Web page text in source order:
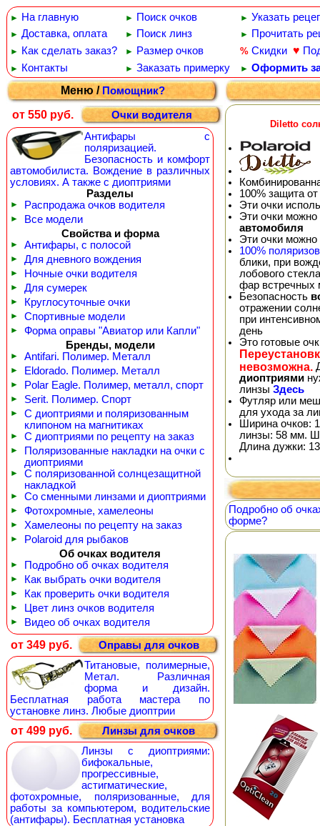
► На главную ► Поиск очков ► Указать
► Доставка, оплата ► Поиск линз ► Прочитать
► Как сделать заказ? ► Размер очков % Скидки ♥
► Контакты ► Заказать примерку ► Оформить
Меню /Помощник?
от 550 руб.
Очки водителя
Антифары с
поляризацией.
Безопасность и комфорт
автомобилиста. Вождение в различных
условиях. А также с диоптриями
Разделы
► Распродажа очков водителя
►
Все модели
Свойства и форма
► Антифары, с полосой
► Для дневного вождения
► Ночные очки водителя
► Для сумерек
► Круглосуточные очки
► Спортивные модели
►
Форма оправы "Авиатор или Капли"
Бренды, модели
► Antifari. Полимер. Металл
► Eldorado. Полимер. Металл
► Polar Eagle. Полимер, металл, спорт
► Serit. Полимер. Спорт
►
С диоптриями и поляризованным
клипоном на магнитиках
► С диоптриями по рецепту на заказ
►
Поляризованные накладки на очки с
диоптриями
►
С поляризованной солнцезащитной
накладкой
► Со сменными линзами и диоптриями
► Фотохромные, хамелеоны
► Хамелеоны по рецепту на заказ
►
Polaroid для рыбаков
Об очках водителя
► Подробно об очках водителя
► Как выбрать очки водителя
► Как проверить очки водителя
► Цвет линз очков водителя
► Видео об очках водителя
от 349 руб.
Оправы для очков
Титановые, полимерные,
Метал. Различная
форма и дизайн.
Бесплатная работа мастера по
установке линз. Любые диоптрии
от 499 руб.
Линзы для очков
Линзы с диоптриями:
бифокальные,
прогрессивные,
астигматические,
фотохромные, поляризованные, для
работы за компьютером, водительские
(антифары). Бесплатная установка
Diletto
100% защита
Эти очки
Эти очки
автомобиля
Эти очки
100%
блики, при
лобового
фар встречных
Безопасность
отражении
при
день
Это готовые
невозможна.
диоптриями
линзы Здесь
Футляр или
для ухода за
Ширина очков:
линзы: 58 мм.
Длина дужки:
Подробно об
форме?